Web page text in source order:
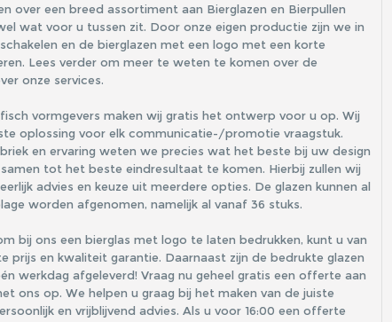
over een breed assortiment aan Bierglazen en Bierpullen
wat voor u tussen zit. Door onze eigen productie zijn we in
en de bierglazen met een logo met een korte
Lees verder om meer te weten te komen over de
onze services.
vormgevers maken wij gratis het ontwerp voor u op. Wij
oplossing voor elk communicatie-/promotie vraagstuk.
en ervaring weten we precies wat het beste bij uw design
tot het beste eindresultaat te komen. Hierbij zullen wij
advies en keuze uit meerdere opties. De glazen kunnen al
worden afgenomen, namelijk al vanaf 36 stuks.
bij ons een bierglas met logo te laten bedrukken, kunt u van
prijs en kwaliteit garantie. Daarnaast zijn de bedrukte glazen
werkdag afgeleverd! Vraag nu geheel gratis een offerte aan
ons op. We helpen u graag bij het maken van de juiste
en vrijblijvend advies. Als u voor 16:00 een offerte